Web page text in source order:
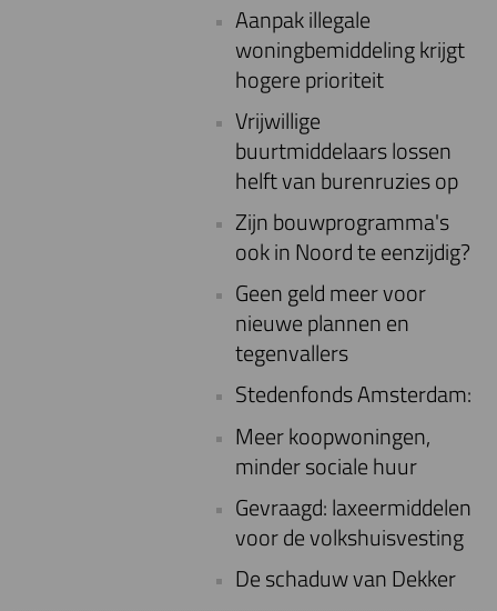
Aanpak illegale
woningbemiddeling krijgt
hogere prioriteit
Vrijwillige
buurtmiddelaars lossen
helft van burenruzies op
Zijn bouwprogramma's
ook in Noord te eenzijdig?
Geen geld meer voor
nieuwe plannen en
tegenvallers
Stedenfonds Amsterdam:
Meer koopwoningen,
minder sociale huur
Gevraagd: laxeermiddelen
voor de volkshuisvesting
De schaduw van Dekker